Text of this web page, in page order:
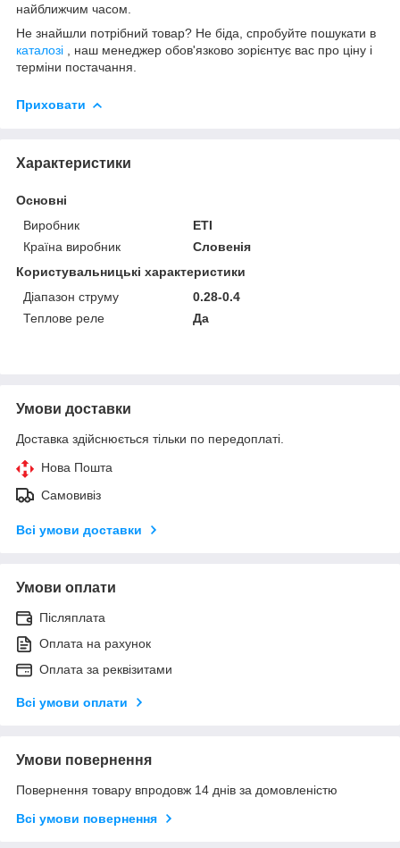
найближчим часом.
Не знайшли потрібний товар? Не біда, спробуйте пошукати в
каталозі , наш менеджер обов'язково зорієнтує вас про ціну і
терміни постачання.
Приховати
Характеристики
Основні
Виробник
ETI
Країна виробник
Словенія
Користувальницькі характеристики
Діапазон струму
0.28-0.4
Теплове реле
Да
Умови доставки
Доставка здійснюється тільки по передоплаті.
Нова Пошта
Самовивіз
Всі умови доставки
Умови оплати
Післяплата
Оплата на рахунок
Оплата за реквізитами
Всі умови оплати
Умови повернення
Повернення товару впродовж 14 днів за домовленістю
Всі умови повернення